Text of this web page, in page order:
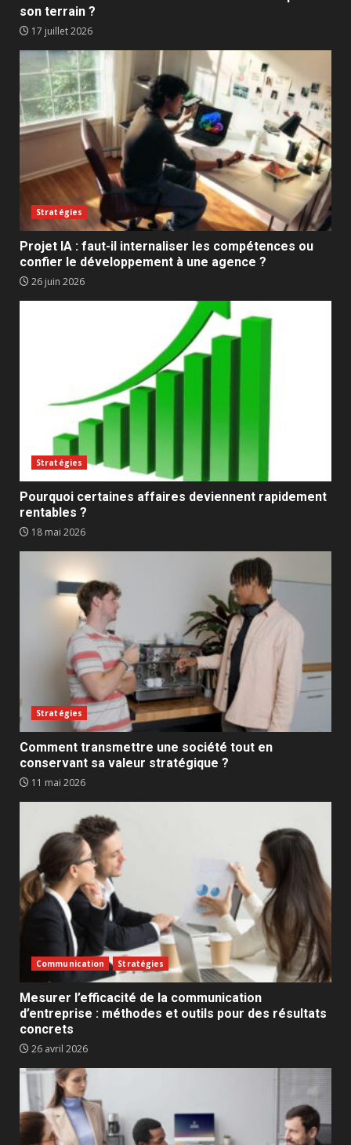
son terrain ?
17 juillet 2026
Stratégies
Projet IA : faut-il internaliser les compétences ou
confier le développement à une agence ?
26 juin 2026
Stratégies
Pourquoi certaines affaires deviennent rapidement
rentables ?
18 mai 2026
Stratégies
Comment transmettre une société tout en
conservant sa valeur stratégique ?
11 mai 2026
Communication Stratégies
Mesurer l’efficacité de la communication
d’entreprise : méthodes et outils pour des résultats
concrets
26 avril 2026